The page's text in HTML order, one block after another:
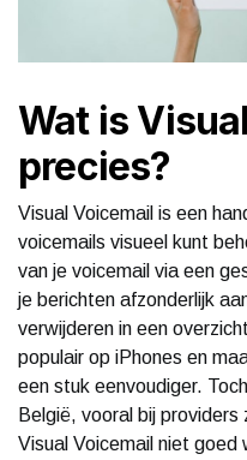
Wat is
precies?
Visual Voicemail is een
voicemails visueel kunt
van je voicemail via een
je berichten afzonderlijk
verwijderen in een
populair op iPhones en
een stuk eenvoudiger.
België, vooral bij
Visual Voicemail niet goed